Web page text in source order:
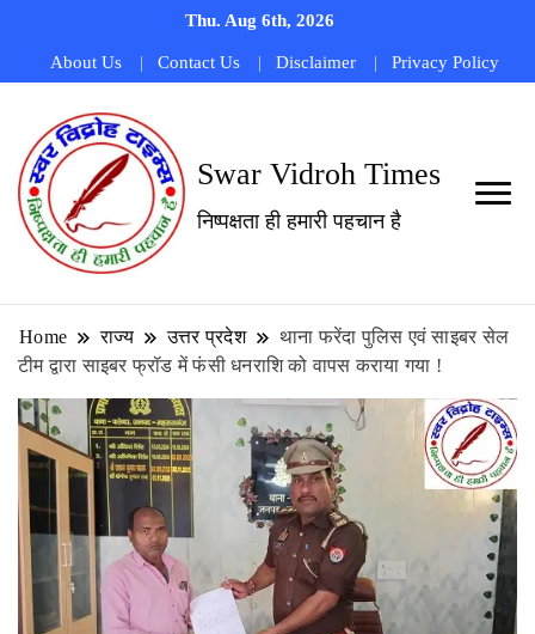
Thu. Aug 6th, 2026
About Us Contact Us Disclaimer Privacy Policy
Swar Vidroh Times
निष्पक्षता ही हमारी पहचान है
Home राज्य उत्तर प्रदेश
थाना फरेंदा पुलिस एवं साइबर सेल
टीम द्वारा साइबर फ्रॉड में फंसी धनराशि को वापस कराया गया !